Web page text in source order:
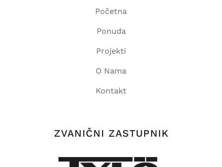
Početna
Ponuda
Projekti
O Nama
Kontakt
ZVANIČNI ZASTUPNIK